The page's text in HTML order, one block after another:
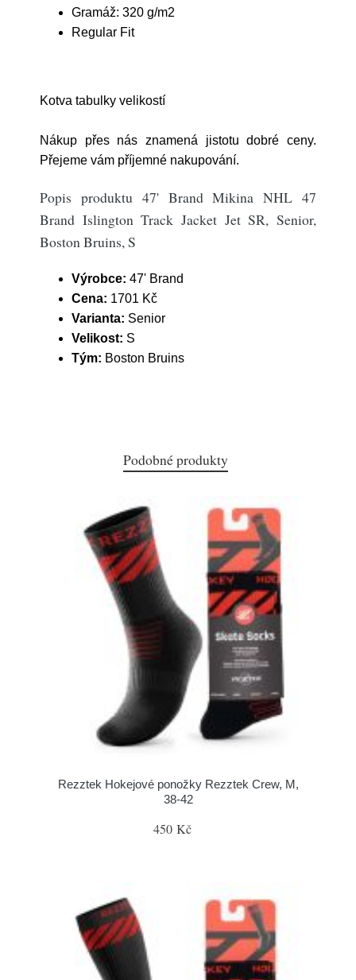
Gramáž: 320 g/m2
Regular Fit
Kotva tabulky velikostí
Nákup přes nás znamená jistotu dobré ceny.
Přejeme vám příjemné nakupování.
Popis produktu 47' Brand Mikina NHL 47
Brand Islington Track Jacket Jet SR, Senior,
Boston Bruins, S
Výrobce: 47' Brand
Cena: 1701 Kč
Varianta: Senior
Velikost: S
Tým: Boston Bruins
Podobné produkty
Rezztek Hokejové ponožky Rezztek Crew, M,
38-42
450 Kč